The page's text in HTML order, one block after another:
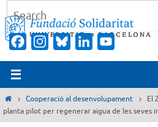
to
contentFacebookInstagramBlueskyLinkedIn
Channel
HomeCooperació al desenvolupament
El
planta pilot per regenerar aigua de les seves